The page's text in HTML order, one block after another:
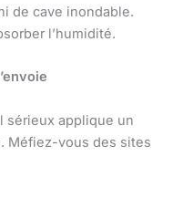
de cave inondable.
l’humidité.
sérieux applique un
Méfiez-vous des sites